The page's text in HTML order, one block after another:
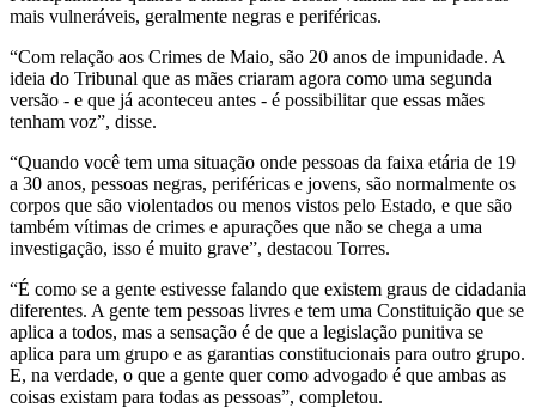
mais vulneráveis, geralmente negras e periféricas.
“Com relação aos Crimes de Maio, são 20 anos de impunidade. A
ideia do Tribunal que as mães criaram agora como uma segunda
versão - e que já aconteceu antes - é possibilitar que essas mães
tenham voz”, disse.
“Quando você tem uma situação onde pessoas da faixa etária de 19
a 30 anos, pessoas negras, periféricas e jovens, são normalmente os
corpos que são violentados ou menos vistos pelo Estado, e que são
também vítimas de crimes e apurações que não se chega a uma
investigação, isso é muito grave”, destacou Torres.
“É como se a gente estivesse falando que existem graus de cidadania
diferentes. A gente tem pessoas livres e tem uma Constituição que se
aplica a todos, mas a sensação é de que a legislação punitiva se
aplica para um grupo e as garantias constitucionais para outro grupo.
E, na verdade, o que a gente quer como advogado é que ambas as
coisas existam para todas as pessoas”, completou.